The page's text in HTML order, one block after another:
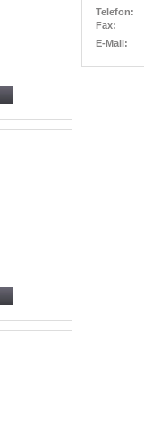
Telefon:
Fax:
E-Mail: